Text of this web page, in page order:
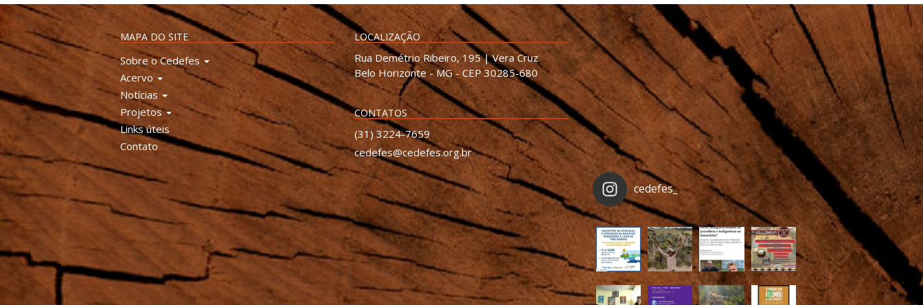
MAPA DO SITE
Sobre o Cedefes
Acervo
Notícias
Projetos
Links úteis
Contato
LOCALIZAÇÃO
Rua Demétrio Ribeiro, 195 | Vera Cruz
Belo Horizonte - MG - CEP 30285-680
CONTATOS
(31) 3224-7659
cedefes@cedefes.org.br
cedefes_